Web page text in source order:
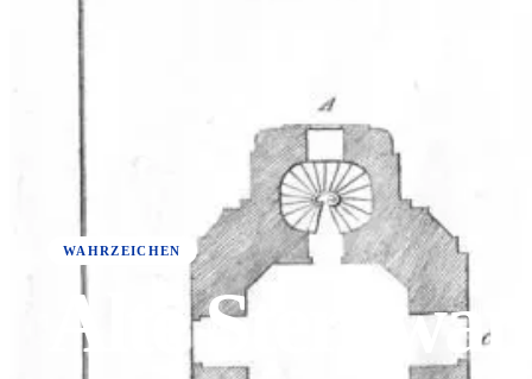
WAHRZEICHEN
Alte Sternwarte